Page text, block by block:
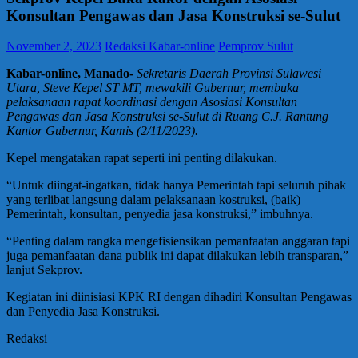
Konsultan Pengawas dan Jasa Konstruksi se-Sulut
November 2, 2023 Redaksi Kabar-online Pemprov Sulut
Kabar-online, Manado- Sekretaris Daerah Provinsi Sulawesi
Utara, Steve Kepel ST MT, mewakili Gubernur, membuka
pelaksanaan rapat koordinasi dengan Asosiasi Konsultan
Pengawas dan Jasa Konstruksi se-Sulut di Ruang C.J. Rantung
Kantor Gubernur, Kamis (2/11/2023).
Kepel mengatakan rapat seperti ini penting dilakukan.
“Untuk diingat-ingatkan, tidak hanya Pemerintah tapi seluruh pihak
yang terlibat langsung dalam pelaksanaan kostruksi, (baik)
Pemerintah, konsultan, penyedia jasa konstruksi,” imbuhnya.
“Penting dalam rangka mengefisiensikan pemanfaatan anggaran tapi
juga pemanfaatan dana publik ini dapat dilakukan lebih transparan,”
lanjut Sekprov.
Kegiatan ini diinisiasi KPK RI dengan dihadiri Konsultan Pengawas
dan Penyedia Jasa Konstruksi.
Redaksi